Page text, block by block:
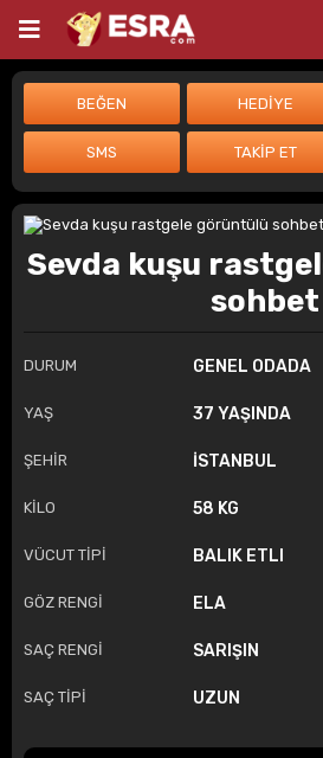
Sevda kuşu
sohbet
DURUM GENEL ODADA
YAŞ 37 YAŞINDA
ŞEHİR İSTANBUL
KİLO 58 KG
VÜCUT TİPİ BALIK ETLI
GÖZ RENGİ ELA
SAÇ RENGİ SARIŞIN
SAÇ TİPİ UZUN